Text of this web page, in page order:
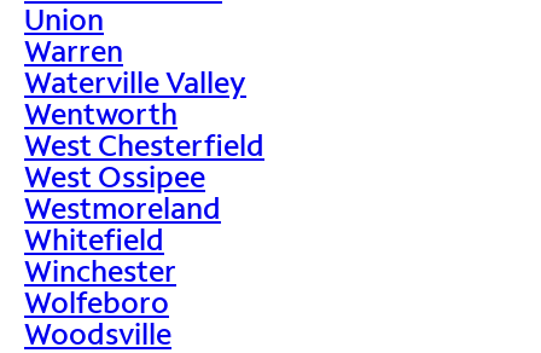
Union
Warren
Waterville Valley
Wentworth
West Chesterfield
West Ossipee
Westmoreland
Whitefield
Winchester
Wolfeboro
Woodsville